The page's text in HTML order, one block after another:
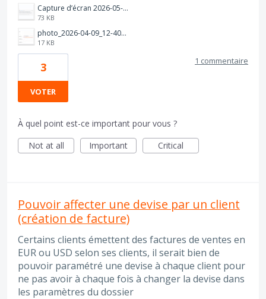
Capture d’écran 2026-05-06 à 13.22.46.png
73 KB
photo_2026-04-09_12-40-07.jpg
17 KB
3
VOTER
1 commentaire
À quel point est-ce important pour vous ?
Not at all
Important Critical
Pouvoir affecter une devise par un client
(création de facture)
Certains clients émettent des factures de ventes en
EUR ou USD selon ses clients, il serait bien de
pouvoir paramétré une devise à chaque client pour
ne pas avoir à chaque fois à changer la devise dans
les paramètres du dossier